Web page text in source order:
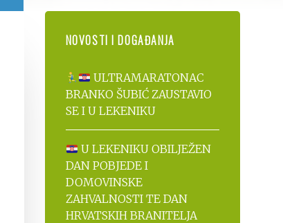
NOVOSTI I DOGAĐANJA
ULTRAMARATONAC
BRANKO ŠUBIĆ ZAUSTAVIO
SE I U LEKENIKU
U LEKENIKU OBILJEŽEN
DAN POBJEDE I
DOMOVINSKE
ZAHVALNOSTI TE DAN
HRVATSKIH BRANITELJA